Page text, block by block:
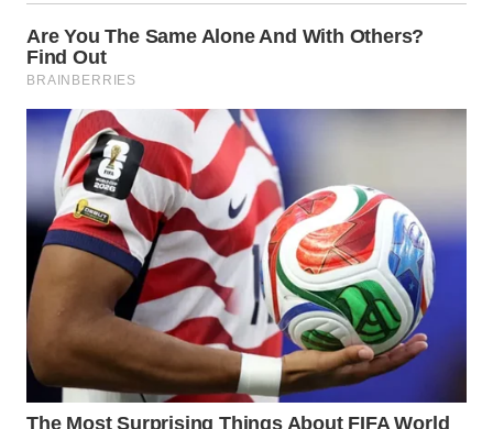
BALI
WN
WN
KALTENG
WN
KALTARA
WN
KALSEL
WN
KALTIM